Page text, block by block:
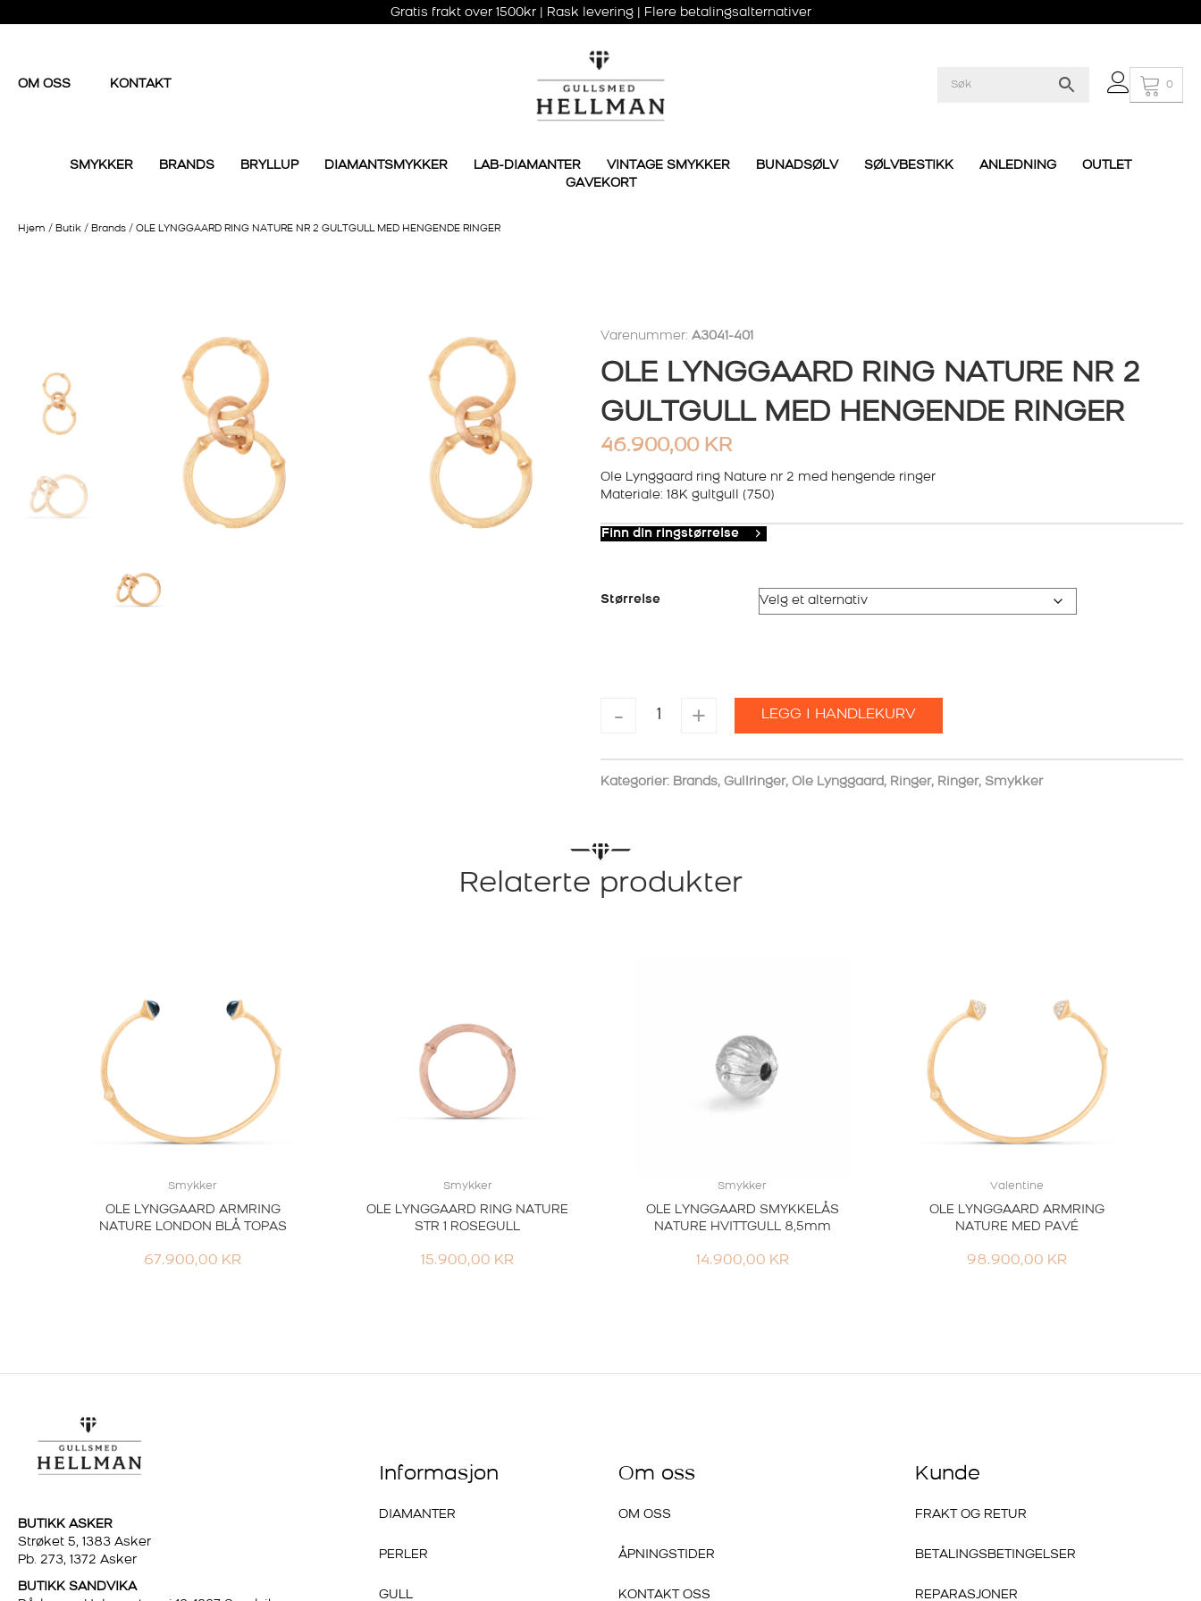
Gratis frakt over 1500kr | Rask levering | Flere betalingsalternativer
OM OSS KONTAKT 0
SMYKKER BRANDS BRYLLUP DIAMANTSMYKKER LAB-DIAMANTER VINTAGE SMYKKER BUNADSØLV SØLVBESTIKK ANLEDNING
OUTLET
GAVEKORT
Hjem / Butik / Brands / OLE LYNGGAARD RING NATURE NR 2 GULTGULL MED HENGENDE RINGER
Varenummer: A3041-401
OLE LYNGGAARD RING NATURE NR 2
GULTGULL MED HENGENDE RINGER
46.900,00 KR
Ole Lynggaard ring Nature nr 2 med hengende ringer
Materiale: 18K gultgull (750)
Finn din ringstørrelse
Størrelse
-
OLE
LYNGGAARD
NATURE
NR
antall
+ LEGG I HANDLEKURV
Kategorier: Brands, Gullringer, Ole Lynggaard, Ringer, Ringer, Smykker
Relaterte produkter
Smykker
OLE LYNGGAARD ARMRING
NATURE LONDON BLÅ TOPAS
67.900,00 KR
Smykker
OLE LYNGGAARD RING NATURE
STR 1 ROSEGULL
15.900,00 KR
Smykker
OLE LYNGGAARD SMYKKELÅS
NATURE HVITTGULL 8,5mm
14.900,00 KR
Valentine
OLE LYNGGAARD ARMRING
NATURE MED PAVÉ
98.900,00 KR
BUTIKK ASKER
Strøket 5, 1383 Asker
Pb. 273, 1372 Asker
BUTIKK SANDVIKA
Informasjon
DIAMANTER
PERLER
GULL
Om oss
OM OSS
ÅPNINGSTIDER
KONTAKT OSS
Kunde
FRAKT OG RETUR
BETALINGSBETINGELSER
REPARASJONER